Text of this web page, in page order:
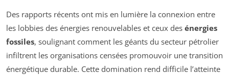
Des rapports récents ont mis en lumière la connexion entre
les lobbies des énergies renouvelables et ceux des énergies
fossiles, soulignant comment les géants du secteur pétrolier
infiltrent les organisations censées promouvoir une transition
énergétique durable. Cette domination rend difficile l’atteinte